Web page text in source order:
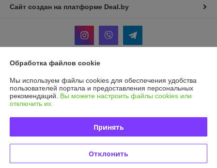
Сайт создан на платформе Deal.by
Индивидуальный предприниматель:И.П Седых Светлана
220090, г. Минск, ул. Кольцова, д. 5, кв. 36*
Регистрационный орган: Мингорисполком
Дата регистрации компании: 11.05.2022
Обработка файлов cookie
Мы используем файлы cookies для обеспечения удобства
пользователей портала и предоставления персональных
рекомендаций. Вы можете настроить файлы cookies или
отключить их.
Принять
Отклонить